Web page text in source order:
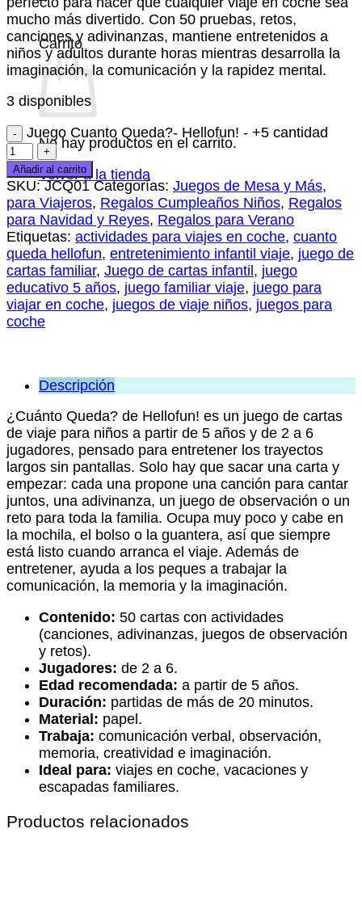
Carrito
No hay productos en el carrito.
Volver a la tienda
mucho más divertido. Con 50 pruebas, retos,
canciones y adivinanzas, mantiene entretenidos a
niños y adultos durante horas mientras desarrolla la
imaginación, la comunicación y la rapidez mental.
3 disponibles
Juego Cuanto Queda?- Hellofun! - +5 cantidad
Añadir al carrito
SKU:JCQ01 Categorías: Juegos de Mesa y Más,
para Viajeros, Regalos Cumpleaños Niños, Regalos
para Navidad y Reyes, Regalos para Verano
Etiquetas: actividades para viajes en coche, cuanto
queda hellofun, entretenimiento infantil viaje, juego de
cartas familiar, Juego de cartas infantil, juego
educativo 5 años, juego familiar viaje, juego para
viajar en coche, juegos de viaje niños, juegos para
coche
Descripción
¿Cuánto Queda? de Hellofun! es un juego de cartas
de viaje para niños a partir de 5 años y de 2 a 6
jugadores, pensado para entretener los trayectos
largos sin pantallas. Solo hay que sacar una carta y
empezar: cada una propone una canción para cantar
juntos, una adivinanza, un juego de observación o un
reto para toda la familia. Ocupa muy poco y cabe en
la mochila, el bolso o la guantera, así que siempre
está listo cuando arranca el viaje. Además de
entretener, ayuda a los peques a trabajar la
comunicación, la memoria y la imaginación.
Contenido: 50 cartas con actividades
(canciones, adivinanzas, juegos de observación
y retos).
Jugadores: de 2 a 6.
Edad recomendada: a partir de 5 años.
Duración: partidas de más de 20 minutos.
Material: papel.
Trabaja: comunicación verbal, observación,
memoria, creatividad e imaginación.
Ideal para: viajes en coche, vacaciones y
escapadas familiares.
Productos relacionados